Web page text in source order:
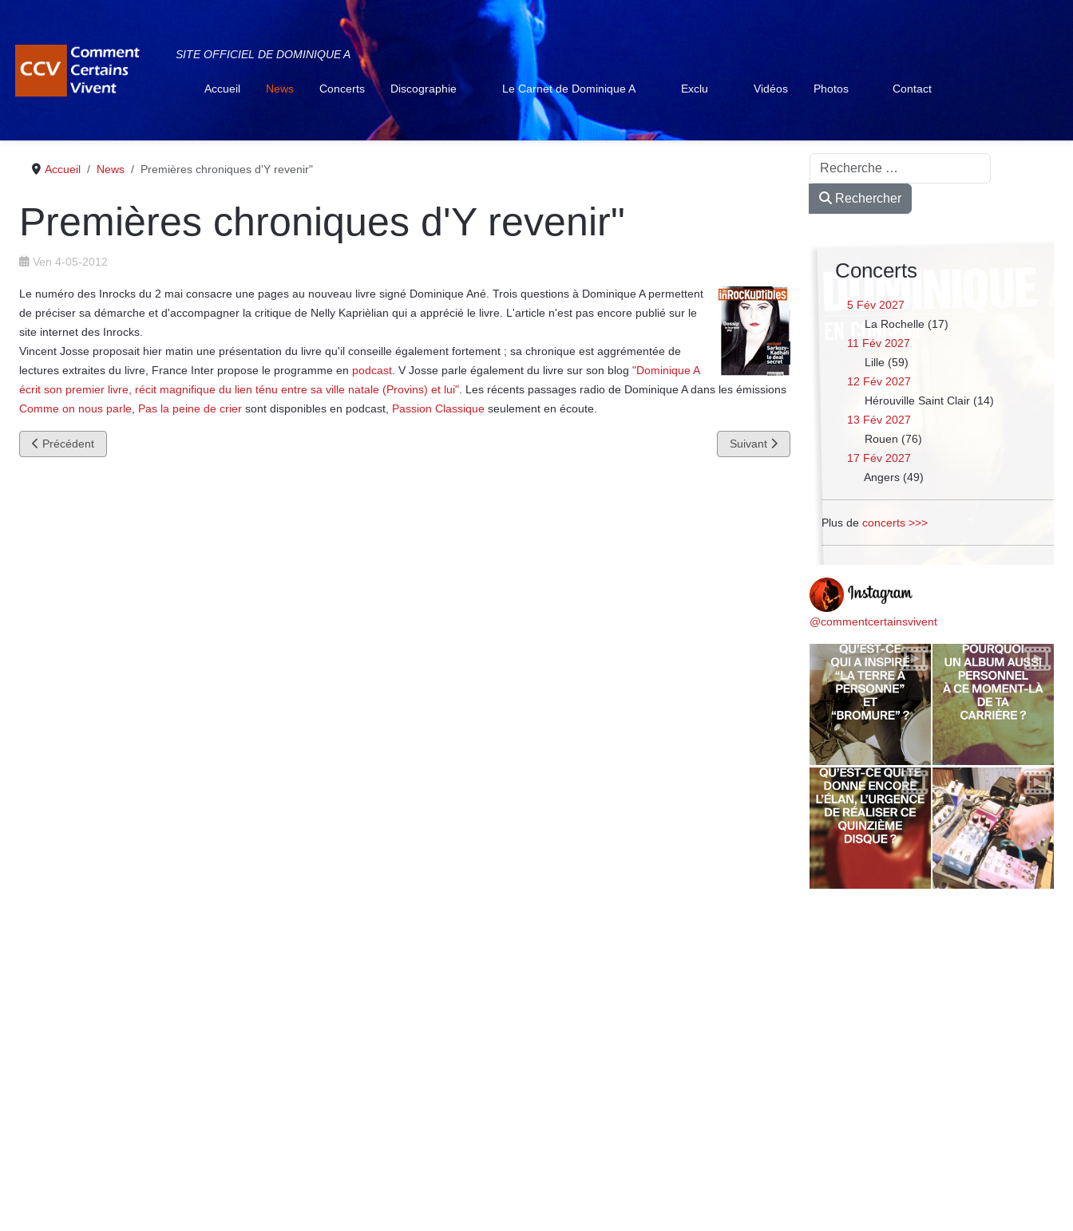
SITE OFFICIEL DE DOMINIQUE A
Accueil News Concerts Discographie Le Carnet de Dominique A Exclu Vidéos Photos Contact
Accueil News Premières chroniques d'Y revenir"
Premières chroniques d'Y revenir"
Ven 4-05-2012
Le numéro des Inrocks du 2 mai consacre une pages au nouveau livre signé Dominique Ané. Trois questions à Dominique A permettent
de préciser sa démarche et d'accompagner la critique de Nelly Kaprièlian qui a apprécié le livre. L'article n'est pas encore publié sur le
site internet des Inrocks.
Vincent Josse proposait hier matin une présentation du livre qu'il conseille également fortement ; sa chronique est aggrémentée de
lectures extraites du livre, France Inter propose le programme en podcast. V Josse parle également du livre sur son blog "Dominique A
écrit son premier livre, récit magnifique du lien ténu entre sa ville natale (Provins) et lui". Les récents passages radio de Dominique A dans les émissions
Comme on nous parle, Pas la peine de crier sont disponibles en podcast, Passion Classique seulement en écoute.
Article précédent : Nouveaux passages radio
Précédent Article suivant : Sortie du livre "Y revenir"
Suivant
Rechercher
Rechercher
Concerts
5 Fév 2027
La Rochelle (17)
11 Fév 2027
Lille (59)
12 Fév 2027
Hérouville Saint Clair (14)
13 Fév 2027
Rouen (76)
17 Fév 2027
Angers (49)
Plus de concerts >>>
@commentcertainsvivent